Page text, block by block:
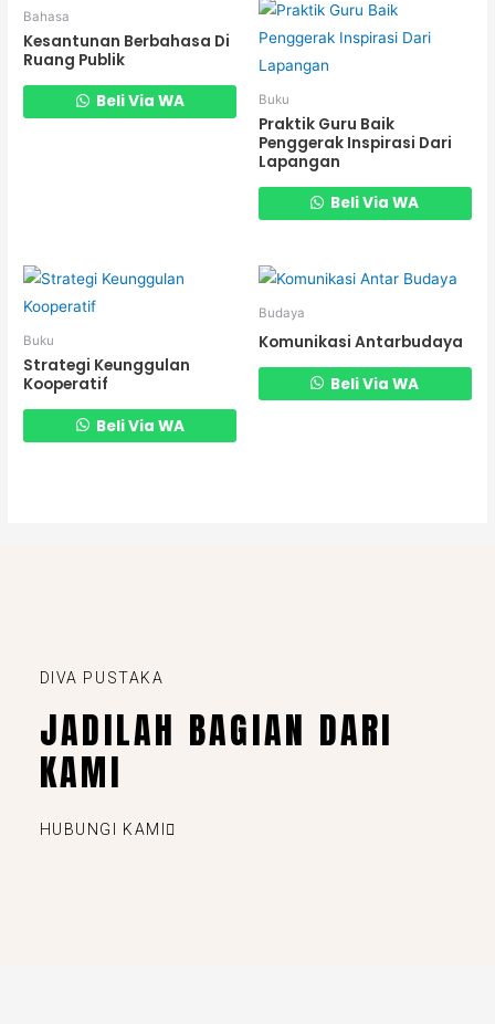
Bahasa
Kesantunan Berbahasa Di
Ruang Publik
Beli Via WA
Buku
Praktik Guru Baik
Penggerak Inspirasi Dari
Lapangan
Beli Via WA
Buku
Strategi Keunggulan
Kooperatif
Beli Via WA
Budaya
Komunikasi Antarbudaya
Beli Via WA
DIVA PUSTAKA
JADILAH BAGIAN DARI
KAMI
HUBUNGI KAMI